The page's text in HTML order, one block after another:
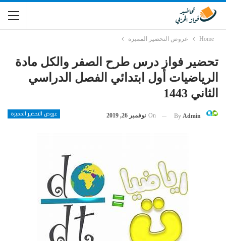
Home عروض التحضير المميزة
تحضير فواز درس طرح الصفر والكل مادة
الرياضيات أول ابتدائي الفصل الدراسي
الثاني 1443
عروض التحضير المميزة By Admin
On نوفمبر 26, 2019